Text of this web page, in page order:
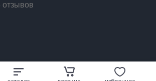
отзывов